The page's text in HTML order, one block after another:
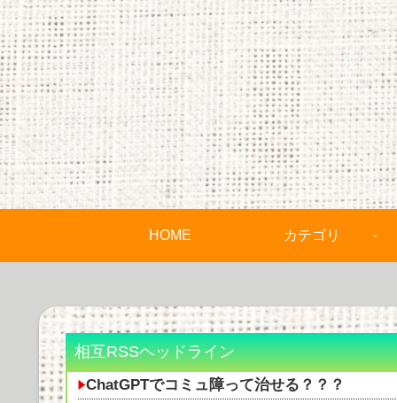
HOME カテゴリ
相互RSSヘッドライン
ChatGPTでコミュ障って治せる？？？